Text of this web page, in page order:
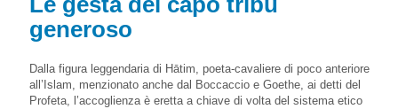
generoso
Dalla figura leggendaria di Hātim, poeta-cavaliere di poco anteriore
all’Islam, menzionato anche dal Boccaccio e Goethe, ai detti del
Profeta, l’accoglienza è eretta a chiave di volta del sistema etico